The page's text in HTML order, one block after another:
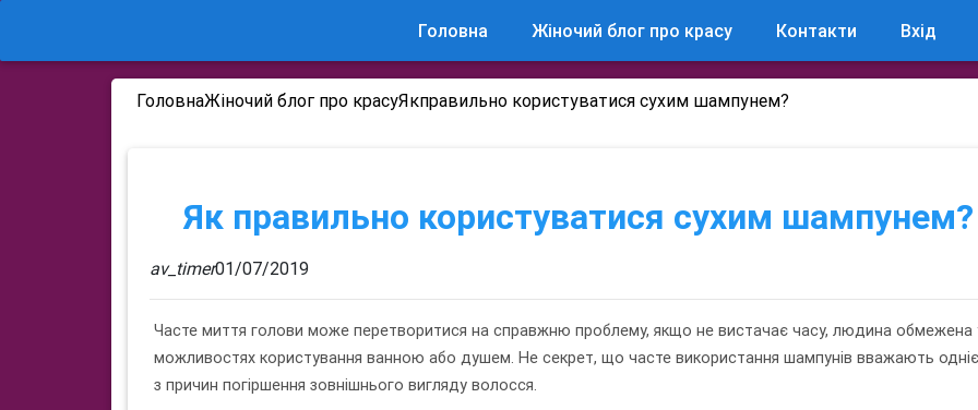
Головна Жіночий блог про красу Контакти Вхід
ГоловнаЖіночий блог про красуЯкправильно користуватися сухим шампунем?
Як правильно користуватися сухим шампунем?
av_timer01/07/2019
Часте миття голови може перетворитися на справжню проблему, якщо не вистачає часу, людина обмежена
можливостях користування ванною або душем. Не секрет, що часте використання шампунів вважають
з причин погіршення зовнішнього вигляду волосся.